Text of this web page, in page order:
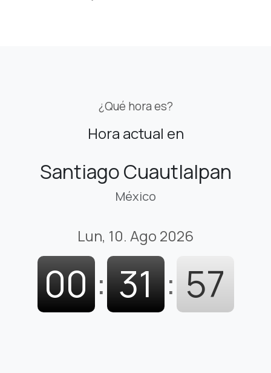
¿Qué hora es?
Hora actual en
Santiago Cuautlalpan
México
Lun, 10. Ago 2026
00 : 31 : 57